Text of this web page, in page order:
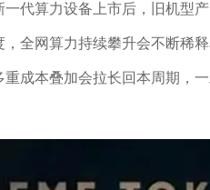
代算力设备上市后，旧机型
全网算力持续攀升会不断稀
成本叠加会拉长回本周期，